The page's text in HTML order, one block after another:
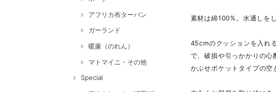
アフリカ布ターバン
ガーランド
暖簾（のれん）
マトマイニ・その他
Special
素材は綿100%。水通しを
45cmのクッションを入れ
で、破損や引っかかりの心
かぶせポケットタイプの空